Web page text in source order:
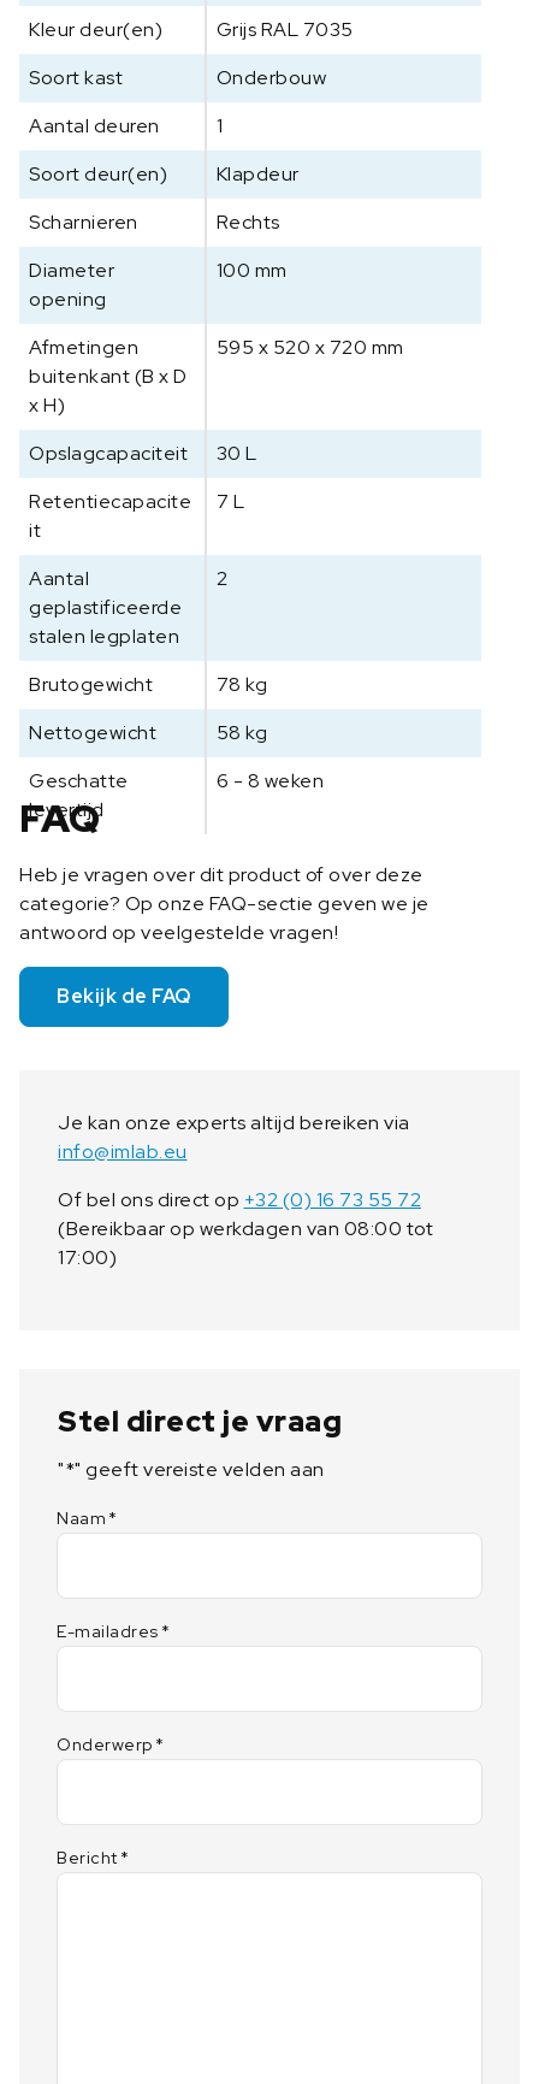
a
n
t
a
l
Kleur deur(en)
Grijs RAL 7035
Soort kast
Onderbouw
Aantal deuren
1
Soort deur(en)
Klapdeur
Scharnieren
Rechts
Diameter
opening
100 mm
Afmetingen
buitenkant (B x D
x H)
595 x 520 x 720 mm
Opslagcapaciteit
30 L
Retentiecapacite
it
7 L
Aantal
geplastificeerde
stalen legplaten
2
Brutogewicht
78 kg
Nettogewicht
58 kg
Geschatte
levertijd
6 - 8 weken
FAQ
Heb je vragen over dit product of over deze
categorie? Op onze FAQ-sectie geven we je
antwoord op veelgestelde vragen!
Bekijk de FAQ
Je kan onze experts altijd bereiken via
info@imlab.eu
Of bel ons direct op +32 (0) 16 73 55 72
(Bereikbaar op werkdagen van 08:00 tot
17:00)
Stel direct je vraag
"*" geeft vereiste velden aan
Naam *
E-mailadres *
Onderwerp *
Bericht *